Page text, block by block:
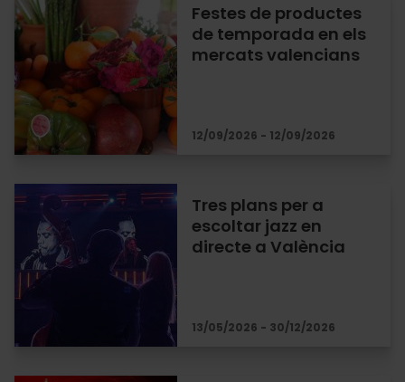
Festes de productes
de temporada en els
mercats valencians
12/09/2026 - 12/09/2026
Tres plans per a
escoltar jazz en
directe a València
13/05/2026 - 30/12/2026